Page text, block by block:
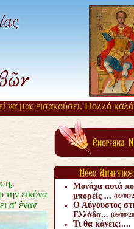
Πολλά καλά πηγάζουν,
την εικόνα
σ' έναν
Μονάχα αυτά
μπορείς ... (09/08/
Ο Αύγουστος
Ελλάδα... (09/08/
Τι θα κάνεις;....